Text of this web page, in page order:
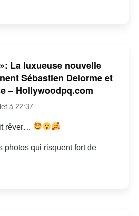
La luxueuse nouvelle
Sébastien Delorme et
– Hollywoodpq.com
à 22:37
rêver…
photos qui risquent fort de